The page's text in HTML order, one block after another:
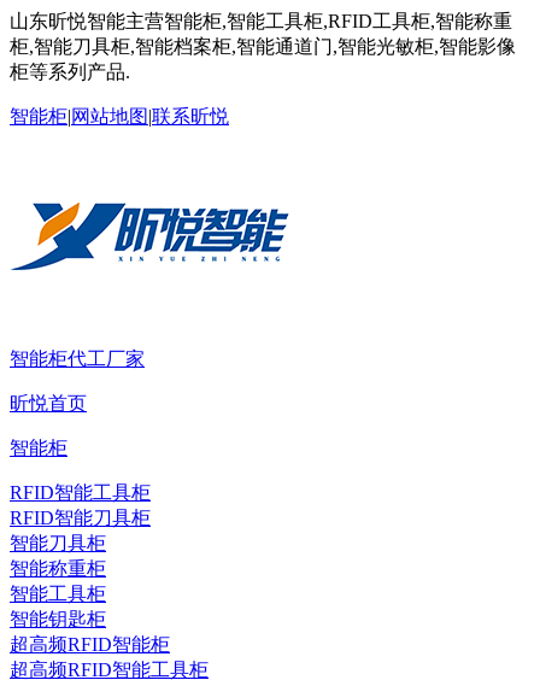
山东昕悦智能主营智能柜,智能工具柜,RFID工具柜,智能称重
柜,智能刀具柜,智能档案柜,智能通道门,智能光敏柜,智能影像
柜等系列产品.
智能柜|网站地图|联系昕悦
智能柜代工厂家
昕悦首页
智能柜
RFID智能工具柜
RFID智能刀具柜
智能刀具柜
智能称重柜
智能工具柜
智能钥匙柜
超高频RFID智能柜
超高频RFID智能工具柜